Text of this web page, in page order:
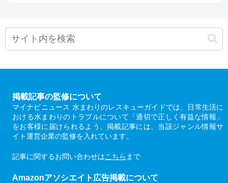
掲載記事の監修について
マイナビニュース 水まわりのレスキューガイドでは、日常生活に
おける水まわりのトラブルについて「適切で正しく有益な情報」
をお客様に届けられるよう、掲載記事には、当該ジャンル情報サ
イト運営企業の監修を入れています。
記事に関するお問い合わせはこちら まで
Amazonアソシエイト広告掲載について